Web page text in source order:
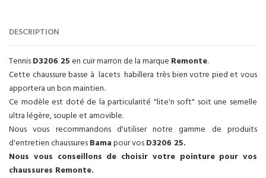
DESCRIPTION
TennisD3206 25en cuir marron de la marque Remonte.
Cette chaussure basse à lacets habillera très bien votre pied et vous
apportera un bon maintien.
Ce modèle est doté de la particularité "lite'n soft" soit une semelle
ultra légère, souple et amovible.
Nous vous recommandons d'utiliser notre gamme de produits
d'entretien chaussuresBamapour vosD3206 25.
Nous vous conseillons de choisir votre pointure pour vos
chaussures Remonte.